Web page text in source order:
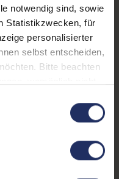
notwendig sind, sowie
Statistikzwecken, für
personalisierter
selbst entscheiden,
Bitte beachten
T1200
GDDR6
11 Professional